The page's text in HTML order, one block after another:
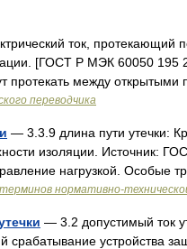
ток, протекающий
[ГОСТ Р МЭК 60050 195
протекать между
переводчика
— 3.3.9 длина пути утечки:
изоляции. Источник:
нагрузкой. Особые
нормативно-
— 3.2 допустимый ток
устройства